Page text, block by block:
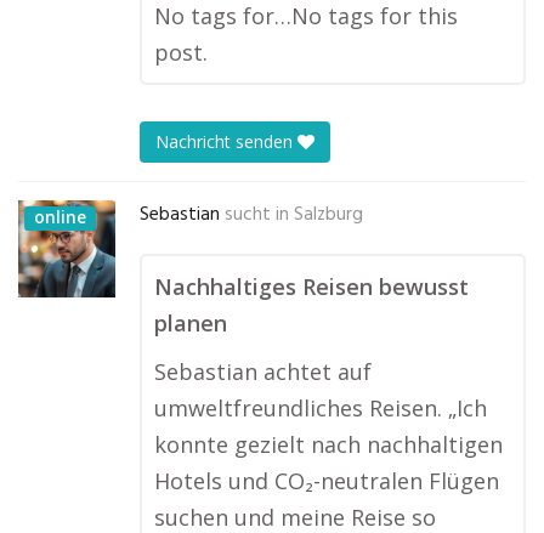
No tags for…No tags for this
post.
Nachricht senden
online Sebastian sucht in Salzburg
Nachhaltiges Reisen bewusst
planen
Sebastian achtet auf
umweltfreundliches Reisen. „Ich
konnte gezielt nach nachhaltigen
Hotels und CO₂-neutralen Flügen
suchen und meine Reise so